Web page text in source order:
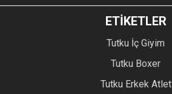
ETİKETLER
Tutku İç Giyim
Tutku Boxer
Tutku Erkek Atlet